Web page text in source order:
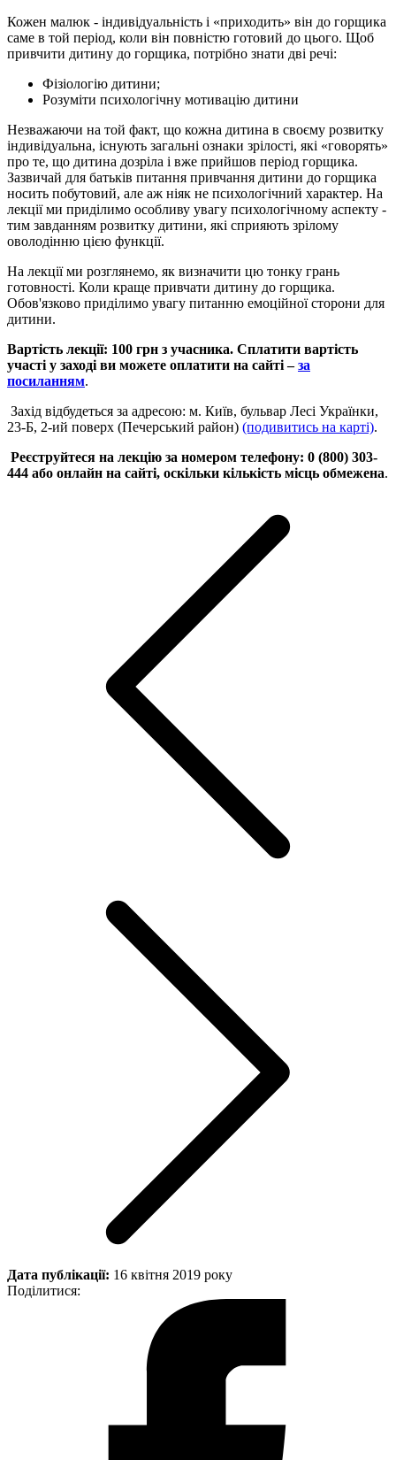
Кожен малюк - індивідуальність і «приходить» він до горщика
саме в той період, коли він повністю готовий до цього. Щоб
привчити дитину до горщика, потрібно знати дві речі:
Фізіологію дитини;
Розуміти психологічну мотивацію дитини
Незважаючи на той факт, що кожна дитина в своєму розвитку
індивідуальна, існують загальні ознаки зрілості, які «говорять»
про те, що дитина дозріла і вже прийшов період горщика.
Зазвичай для батьків питання привчання дитини до горщика
носить побутовий, але аж ніяк не психологічний характер. На
лекції ми приділимо особливу увагу психологічному аспекту -
тим завданням розвитку дитини, які сприяють зрілому
оволодінню цією функції.
На лекції ми розглянемо, як визначити цю тонку грань
готовності. Коли краще привчати дитину до горщика.
Обов'язково приділимо увагу питанню емоційної сторони для
дитини.
Вартість лекції: 100 грн з учасника. Сплатити вартість
участі у заході ви можете оплатити на сайті –за
посиланням.
Захід відбудеться за адресою: м. Київ, бульвар Лесі Українки,
23-Б, 2-ий поверх (Печерський район) (подивитись на карті).
Реєструйтеся на лекцію за номером телефону: 0 (800) 303-
444 або онлайн на сайті, оскільки кількість місць обмежена.
Дата публікації: 16 квітня 2019 року
Поділитися: